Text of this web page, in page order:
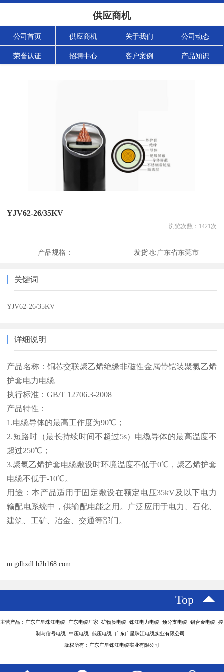
供应商机
公司首页 供应商机 关于我们 公司动态
荣誉认证 招聘中心 客户案例 产品知识
YJV62-26/35KV
浏览次数： 1421次
产品规格： 发货地:广东省东莞市
关键词
YJV62-26/35KV
详细说明
产品名称：铜芯交联聚乙烯绝缘非磁性金属带铠装聚氯乙烯
护套电力电缆
执行标准：GB/T 12706.3-2008
产品特性：
1.电缆导体的最高工作度为90℃；
2.短路时（最长持续时间不超过5s）电缆导体的最高温度不
超过250℃；
3.聚氯乙烯护套电缆敷设时环境温度不低于0℃，聚乙烯护套
电缆不低于-10℃。
用途：本产品适用于固定敷设在额定电压35kV及以下电力
输配电系统中，供输配电能之用。广泛应用于电力、石化、
建筑、工矿、冶金、交通等部门。
m.gdhxdl.b2b168.com
Top
主营产品：广东广星珠江电缆 广东电缆厂家 矿物质电缆 铢江电力电缆 预分支电缆 铝合金电缆 控
制与信号电缆 中压电缆 低压电缆 广东广星珠江电缆实业有限公司
版权所有：广东广星铢江电缆实业有限公司